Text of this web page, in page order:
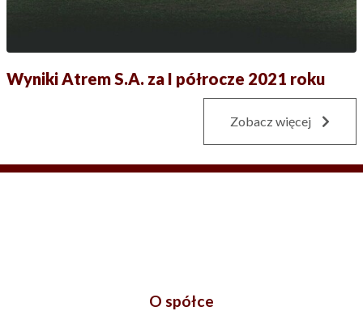
Wyniki Atrem S.A. za I półrocze 2021 roku
Zobacz więcej
O spółce